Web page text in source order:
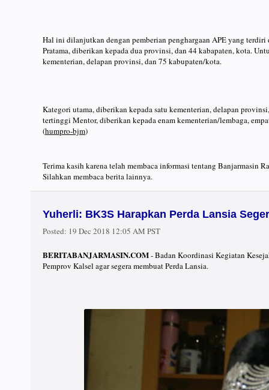
Hal ini dilanjutkan dengan pemberian penghargaan APE yang
Pratama, diberikan kepada dua provinsi, dan 44 kabapaten, kota.
kementerian, delapan provinsi, dan 75 kabupaten/kota.
Kategori utama, diberikan kepada satu kementerian, delapan
tertinggi Mentor, diberikan kepada enam kementerian/lembaga,
(humpro-bjm)
Terima kasih karena telah membaca informasi tentang Banjarmasin
Silahkan membaca berita lainnya.
Yuherli: BK3S Harapkan Perda Lansia
Posted: 19 Dec 2018 12:05 AM PST
BERITABANJARMASIN.COM- Badan Koordinasi Kegiatan
Pemprov Kalsel agar segera membuat Perda Lansia.